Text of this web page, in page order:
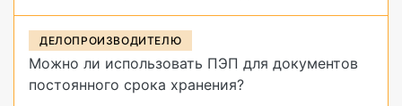
ДЕЛОПРОИЗВОДИТЕЛЮ
Можно ли использовать ПЭП для документов
постоянного срока хранения?